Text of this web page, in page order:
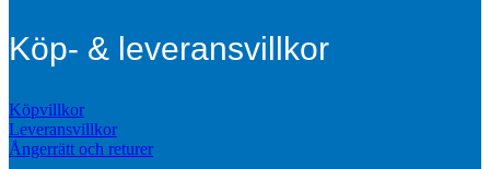
Köp- & leveransvillkor
Köpvillkor
Leveransvillkor
Ångerrätt och returer